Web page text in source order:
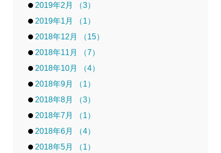
2019年2月 （3）
2019年1月 （1）
2018年12月 （15）
2018年11月 （7）
2018年10月 （4）
2018年9月 （1）
2018年8月 （3）
2018年7月 （1）
2018年6月 （4）
2018年5月 （1）